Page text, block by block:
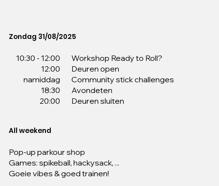
Zondag 31/08/2025
10:30 - 12:00
12:00
namiddag
18:30
20:00
Workshop Ready to Roll?
Deuren open
Community stick challenges
Avondeten
Deuren sluiten
All weekend
Pop-up parkour shop
Games: spikeball, hackysack, ...
Goeie vibes & goed trainen!